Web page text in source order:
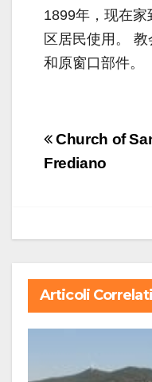
1899年，现在
区居民使用。
和原窗口部件。
articoli
Church of
Frediano
Articoli Correlati